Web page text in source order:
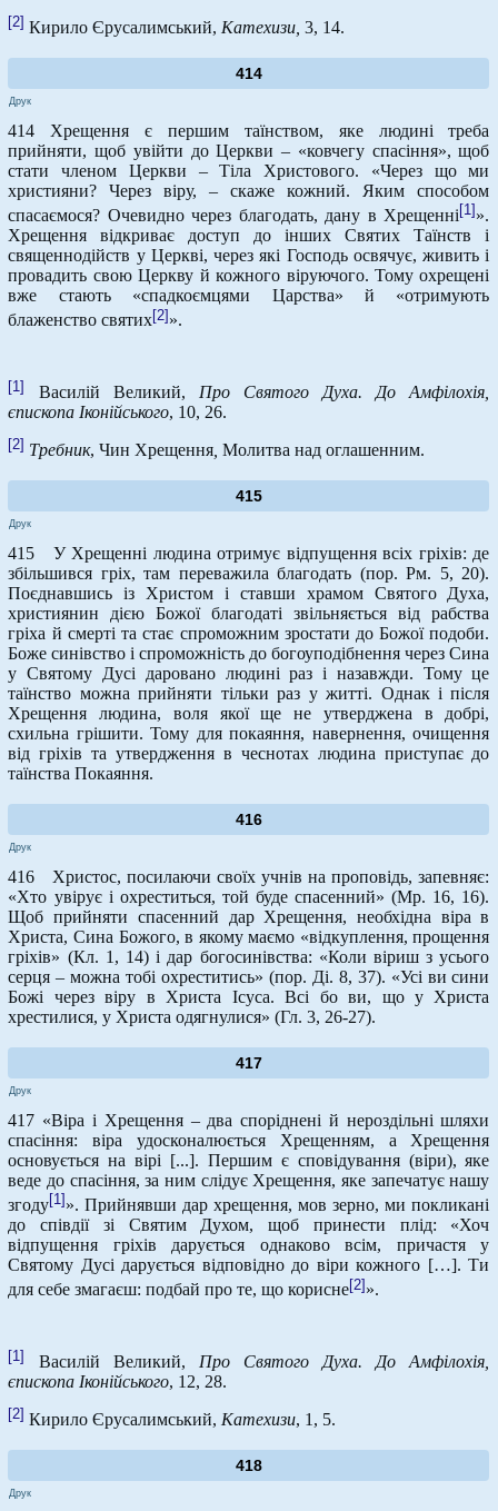
[2] Кирило Єрусалимський, Катехизи, 3, 14.
414
Друк
414 Хрещення є першим таїнством, яке людині треба
прийняти, щоб увійти до Церкви – «ковчегу спасіння», щоб
стати членом Церкви – Тіла Христового. «Через що ми
християни? Через віру, – скаже кожний. Яким способом
спасаємося? Очевидно через благодать, дану в Хрещенні [1] ».
Хрещення відкриває доступ до інших Святих Таїнств і
священнодійств у Церкві, через які Господь освячує, живить і
провадить свою Церкву й кожного віруючого. Тому охрещені
вже стають «спадкоємцями Царства» й «отримують
блаженство святих[2]».
[1] Василій Великий, Про Святого Духа. До Амфілохія,
єпископа Іконійського, 10, 26.
[2] Требник, Чин Хрещення Молитва над оглашенним.
415
Друк
415 У Хрещенні людина отримує відпущення всіх гріхів: де
збільшився гріх, там переважила благодать (пор. Рм. 5, 20).
Поєднавшись із Христом і ставши храмом Святого Духа,
християнин дією Божої благодаті звільняється від рабства
гріха й смерті та стає спроможним зростати до Божої подоби.
Боже синівство і спроможність до богоуподібнення через Сина
у Святому Дусі даровано людині раз і назавжди. Тому це
таїнство можна прийняти тільки раз у житті. Однак і після
Хрещення людина, воля якої ще не утверджена в добрі,
схильна грішити. Тому для покаяння, навернення, очищення
від гріхів та утвердження в чеснотах людина приступає до
таїнства Покаяння.
416
Друк
416 Христос, посилаючи своїх учнів на проповідь, запевняє:
«Хто увірує і охреститься, той буде спасенний» (Мр. 16, 16).
Щоб прийняти спасенний дар Хрещення, необхідна віра в
Христа, Сина Божого, в якому маємо «відкуплення, прощення
гріхів» (Кл. 1, 14) і дар богосинівства: «Коли віриш з усього
серця – можна тобі охреститись» (пор. Ді. 8, 37). «Усі ви сини
Божі через віру в Христа Ісуса. Всі бо ви, що у Христа
хрестилися, у Христа одягнулися» (Гл. 3, 26-27).
417
Друк
417 «Віра і Хрещення – два споріднені й нероздільні шляхи
спасіння: віра удосконалюється Хрещенням, а Хрещення
основується на вірі [...]. Першим є сповідування (віри), яке
веде до спасіння, за ним слідує Хрещення, яке запечатує нашу
згоду[1] ». Прийнявши дар хрещення, мов зерно, ми покликані
до співдії зі Святим Духом, щоб принести плід: «Хоч
відпущення гріхів дарується однаково всім, причастя у
Святому Дусі дарується відповідно до віри кожного […]. Ти
для себе змагаєш: подбай про те, що корисне[2]».
[1] Василій Великий, Про Святого Духа. До Амфілохія,
єпископа Іконійського, 12, 28.
[2] Кирило Єрусалимський, Катехизи, 1, 5.
418
Друк